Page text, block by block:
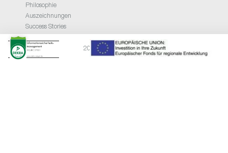
Philosophie
Auszeichnungen
Success Stories
Karriere
News
2026 © NETHINKS GmbH